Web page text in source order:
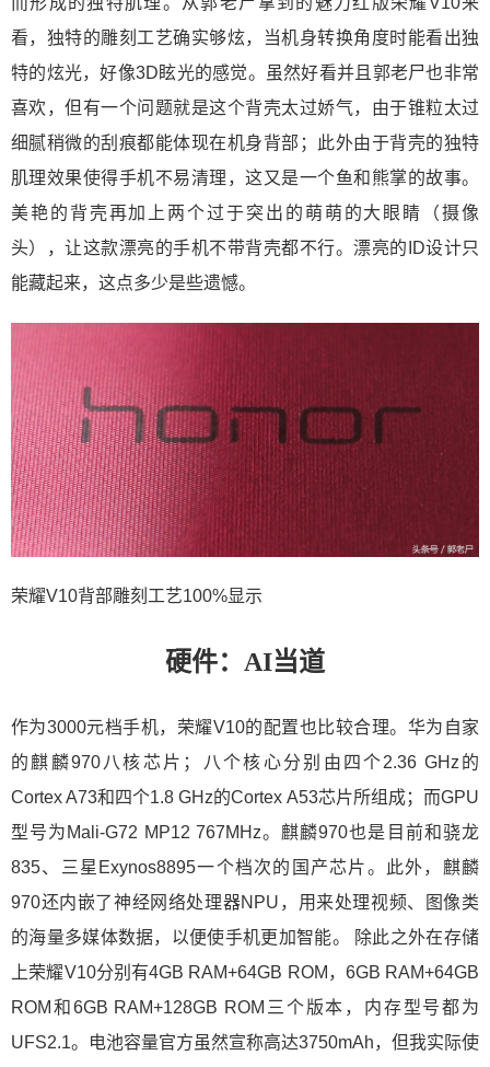
看，独特的雕刻工艺确实够炫，当机身转换角度时能看出独
特的炫光，好像3D眩光的感觉。虽然好看并且郭老尸也非常
喜欢，但有一个问题就是这个背壳太过娇气，由于锥粒太过
细腻稍微的刮痕都能体现在机身背部；此外由于背壳的独特
肌理效果使得手机不易清理，这又是一个鱼和熊掌的故事。
美艳的背壳再加上两个过于突出的萌萌的大眼睛（摄像
头），让这款漂亮的手机不带背壳都不行。漂亮的ID设计只
能藏起来，这点多少是些遗憾。
荣耀V10背部雕刻工艺100%显示
硬件：AI当道
作为3000元档手机，荣耀V10的配置也比较合理。华为自家
的麒麟970八核芯片；八个核心分别由四个2.36 GHz的
Cortex A73和四个1.8 GHz的Cortex A53芯片所组成；而GPU
型号为Mali-G72 MP12 767MHz。麒麟970也是目前和骁龙
835、三星Exynos8895一个档次的国产芯片。此外，麒麟
970还内嵌了神经网络处理器NPU，用来处理视频、图像类
的海量多媒体数据，以便使手机更加智能。 除此之外在存储
上荣耀V10分别有4GB RAM+64GB ROM，6GB RAM+64GB
ROM和6GB RAM+128GB ROM三个版本，内存型号都为
UFS2.1。电池容量官方虽然宣称高达3750mAh，但我实际使